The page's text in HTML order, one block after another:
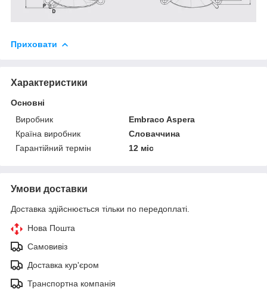
Приховати
Характеристики
Основні
Виробник
Embraco Aspera
Країна виробник
Словаччина
Гарантійний термін
12 міс
Умови доставки
Доставка здійснюється тільки по передоплаті.
Нова Пошта
Самовивіз
Доставка кур'єром
Транспортна компанія